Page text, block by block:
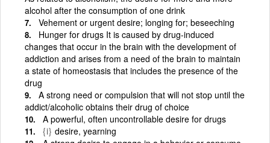
alcohol after the consumption of one drink
Vehement or urgent desire; longing for; beseeching
Hunger for drugs It is caused by drug-induced
changes that occur in the brain with the development of
addiction and arises from a need of the brain to maintain
a state of homeostasis that includes the presence of the
drug
A strong need or compulsion that will not stop until the
addict/alcoholic obtains their drug of choice
A powerful, often uncontrollable desire for drugs
{i} desire, yearning